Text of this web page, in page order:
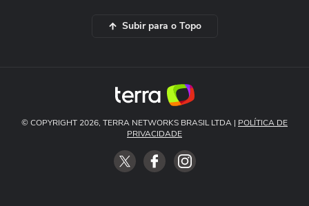
Subir para o Topo
© COPYRIGHT 2026, TERRA NETWORKS BRASIL LTDA | POLÍTICA DE
PRIVACIDADE